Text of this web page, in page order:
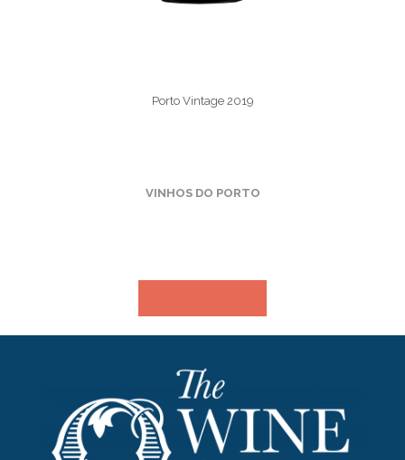
Porto Vintage 2019
VINHOS DO PORTO